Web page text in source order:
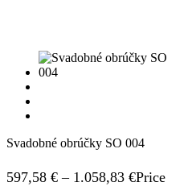
Svadobné obrúčky SO 004
597,58 € – 1.058,83 €Price